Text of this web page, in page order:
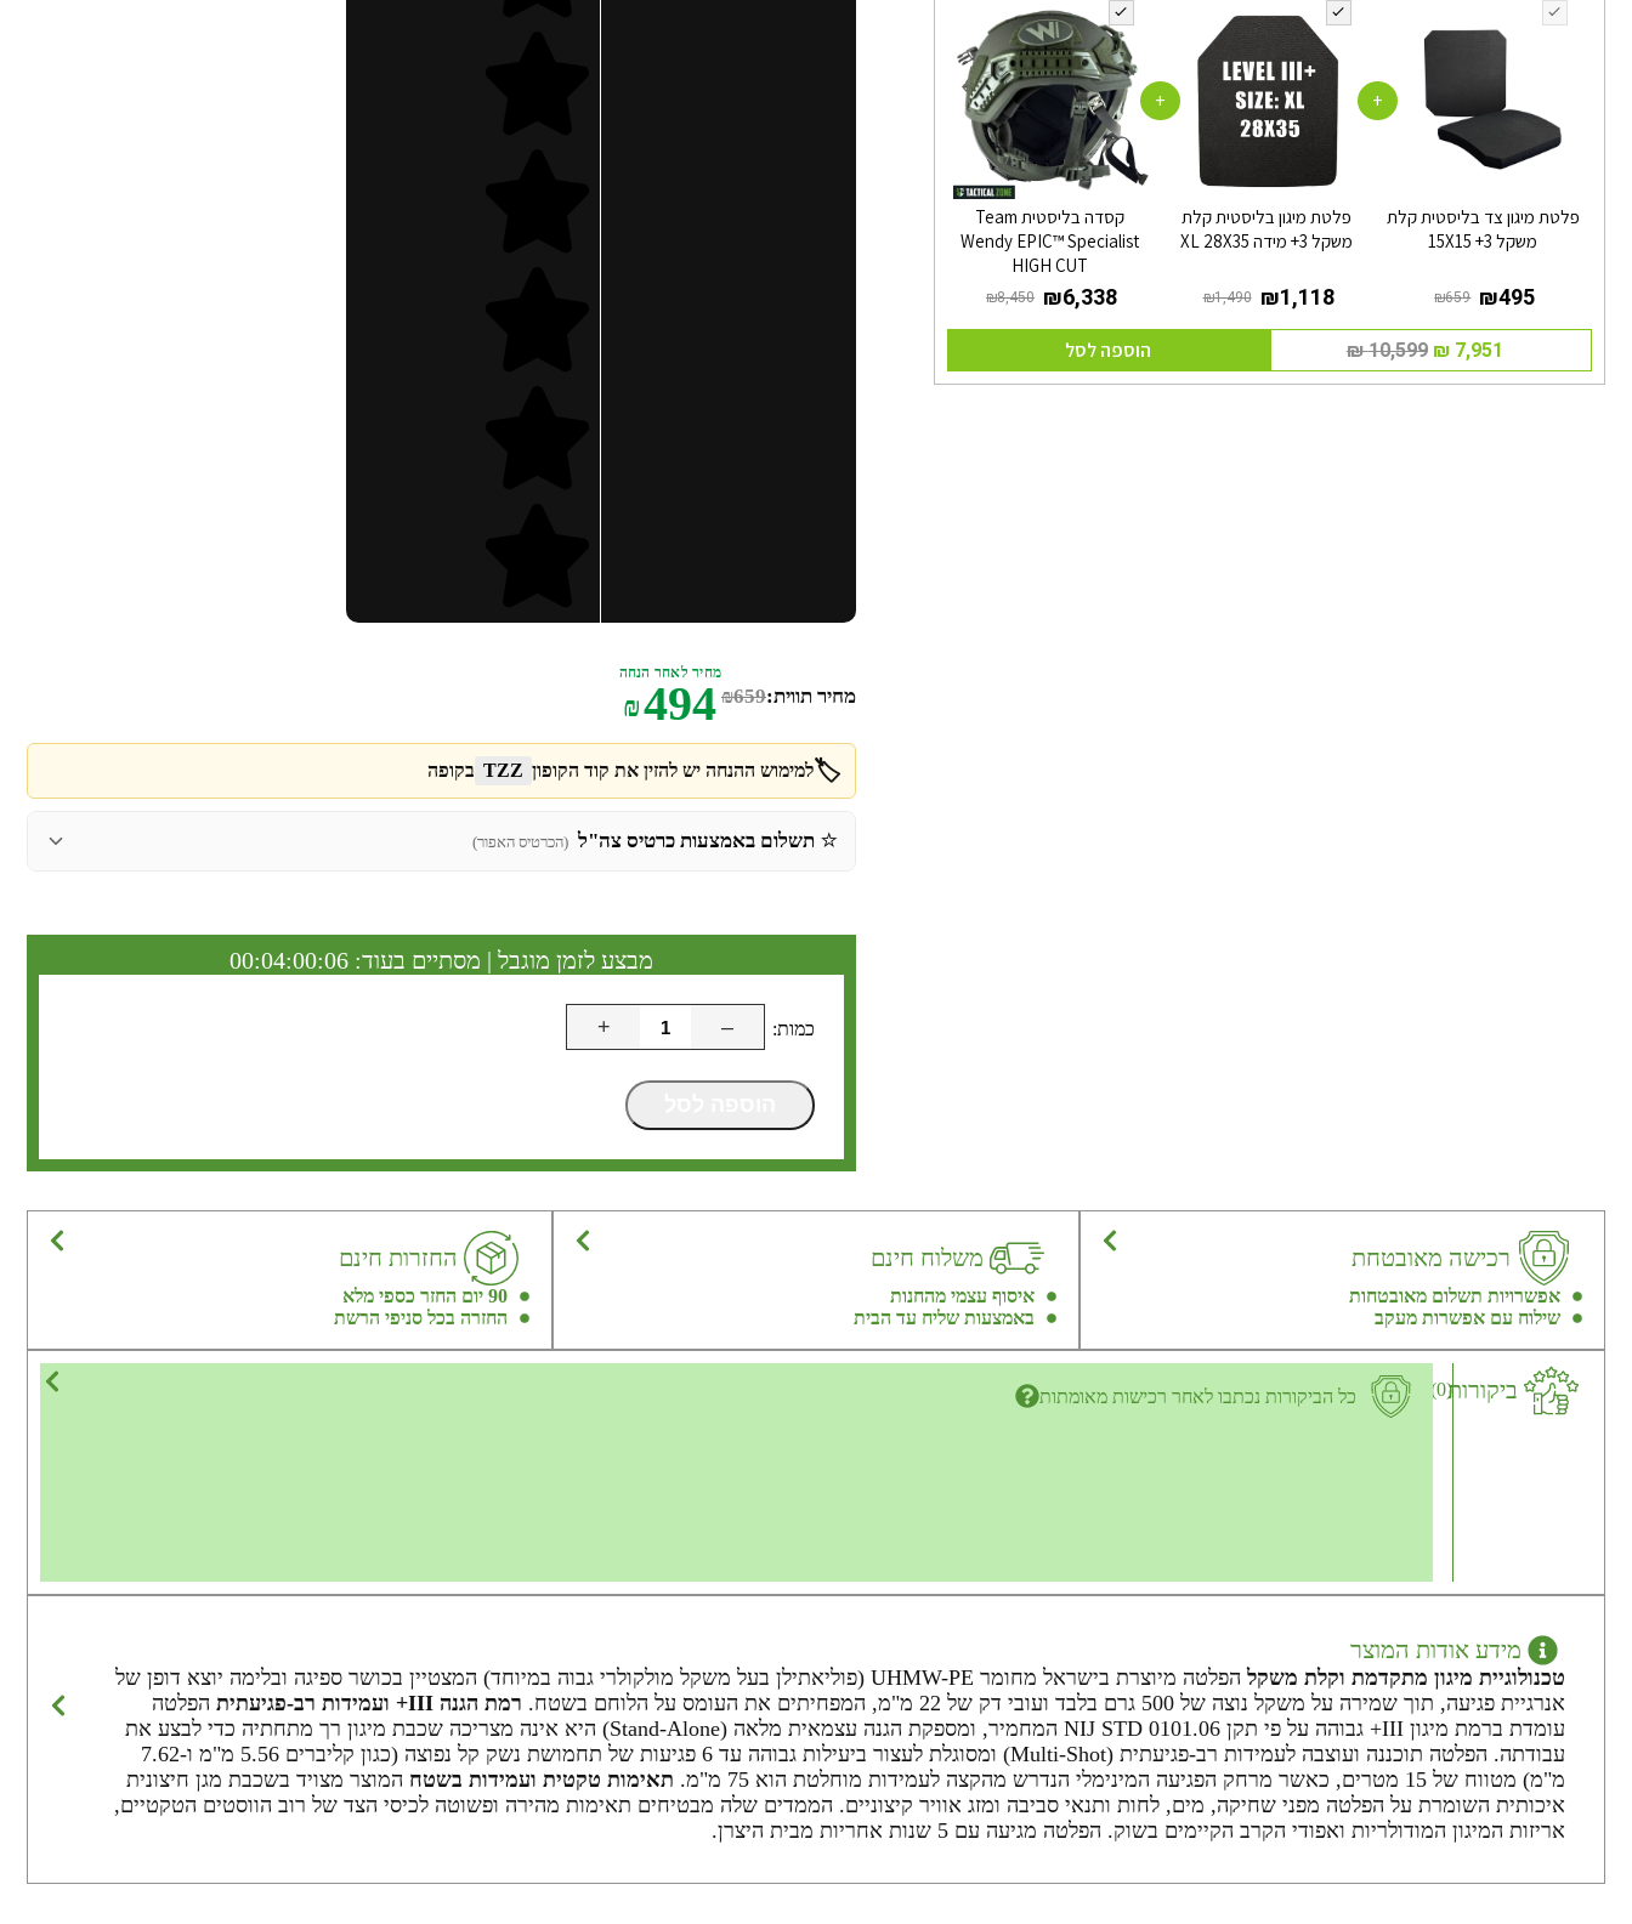
פלטת מיגון צד בליסטית קלת
משקל 3+ 15X15
‏659 ₪
+
פלטת מיגון בליסטית קלת
משקל 3+ מידה XL 28X35
‏1,490 ₪ ‏1,118 ₪
+
קסדה בליסטית Team
Wendy EPIC™ Specialist
HIGH CUT
‏10,599 ₪ הוספה לסל
מחיר תווית: ₪659
מחיר לאחר הנחה
₪494
🏷️למימוש ההנחה יש להזין את קוד הקופון TZZ בקופה
⭐ תשלום באמצעות כרטיס צה"ל (הכרטיס האפור)
מבצע לזמן מוגבל | מסתיים בעוד: 00:04:00:05
–
+
רכישה מאובטחת
אפשרויות תשלום מאובטחות
שילוח עם אפשרות מעקב
משלוח חינם
איסוף עצמי מהחנות
באמצעות שליח עד הבית
החזרות חינם
90 יום החזר כספי מלא
החזרה בכל סניפי הרשת
ביקורות(0) כל הביקורות נכתבו לאחר רכישות מאומתות
מידע אודות המוצר
טכנולוגיית מיגון מתקדמת וקלת משקל
הפלטה מיוצרת בישראל מחומר UHMW-PE (פוליאתילן בעל משקל מולקולרי גבוה במיוחד) המצטיין בכושר ספיגה ובלימה יוצא דופן של
אנרגיית פגיעה, תוך שמירה על משקל נוצה של 500 גרם בלבד ועובי דק של 22 מ"מ, המפחיתים את העומס על הלוחם בשטח.
רמת הגנה III+ ועמידות רב-פגיעתית
הפלטה
עומדת ברמת מיגון III+ גבוהה על פי תקן NIJ STD 0101.06 המחמיר, ומספקת הגנה עצמאית מלאה (Stand-Alone) היא אינה מצריכה שכבת מיגון רך מתחתיה כדי לבצע את
עבודתה. הפלטה תוכננה ועוצבה לעמידות רב-פגיעתית (Multi-Shot) ומסוגלת לעצור ביעילות גבוהה עד 6 פגיעות של תחמושת נשק קל נפוצה (כגון קליברים 5.56 מ"מ ו-7.62
מ"מ) מטווח של 15 מטרים, כאשר מרחק הפגיעה המינימלי הנדרש מהקצה לעמידות מוחלטת הוא 75 מ"מ.
תאימות טקטית ועמידות בשטח המוצר מצויד בשכבת מגן חיצונית
איכותית השומרת על הפלטה מפני שחיקה, מים, לחות ותנאי סביבה ומזג אוויר קיצוניים. הממדים שלה מבטיחים תאימות מהירה ופשוטה לכיסי הצד של רוב הווסטים הטקטיים,
אריזות המיגון המודולריות ואפודי הקרב הקיימים בשוק. הפלטה מגיעה עם 5 שנות אחריות מבית היצרן.